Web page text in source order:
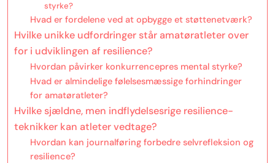
styrke?
Hvad er fordelene ved at opbygge et støttenetværk?
Hvilke unikke udfordringer står amatøratleter over
for i udviklingen af resilience?
Hvordan påvirker konkurrencepres mental styrke?
Hvad er almindelige følelsesmæssige forhindringer
for amatøratleter?
Hvilke sjældne, men indflydelsesrige resilience-
teknikker kan atleter vedtage?
Hvordan kan journalføring forbedre selvrefleksion og
resilience?